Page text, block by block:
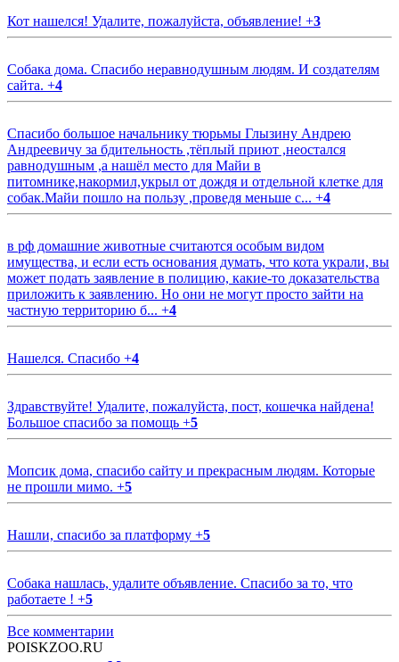
Кот нашелся! Удалите, пожалуйста, объявление! +3
Собака дома. Спасибо неравнодушным людям. И создателям
сайта. +4
Спасибо большое начальнику тюрьмы Глызину Андрею
Андреевичу за бдительность ,тёплый приют ,неостался
равнодушным ,а нашёл место для Майи в
питомнике,накормил,укрыл от дождя и отдельной клетке для
собак.Майи пошло на пользу ,проведя меньше с... +4
в рф домашние животные считаются особым видом
имущества, и если есть основания думать, что кота украли, вы
может подать заявление в полицию, какие-то доказательства
приложить к заявлению. Но они не могут просто зайти на
частную территорию б... +4
Нашелся. Спасибо +4
Здравствуйте! Удалите, пожалуйста, пост, кошечка найдена!
Большое спасибо за помощь +5
Мопсик дома, спасибо сайту и прекрасным людям. Которые
не прошли мимо. +5
Нашли, спасибо за платформу +5
Собака нашлась, удалите объявление. Спасибо за то, что
работаете ! +5
Все комментарии
POISKZOO.RU